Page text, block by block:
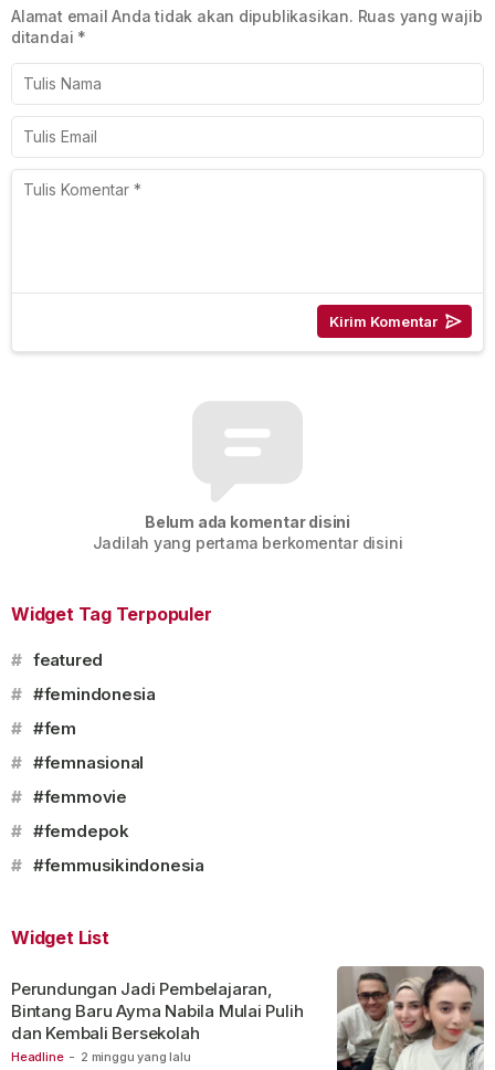
Alamat email Anda tidak akan dipublikasikan. Ruas yang wajib
ditandai *
Belum ada komentar disini
Jadilah yang pertama berkomentar disini
Widget Tag Terpopuler
# featured
# #femindonesia
# #fem
# #femnasional
# #femmovie
# #femdepok
# #femmusikindonesia
Widget List
Headline - 2 minggu yang lalu
Perundungan Jadi Pembelajaran,
Bintang Baru Ayma Nabila Mulai Pulih
dan Kembali Bersekolah